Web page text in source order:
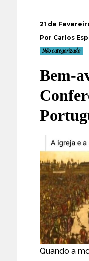
21 de
Por Carlos
Não categorizado
Bem-
Quando a